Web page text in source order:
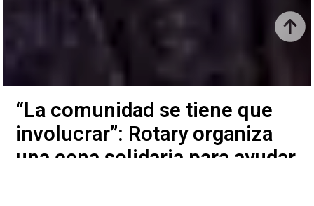
“La comunidad se tiene que
involucrar”: Rotary organiza
una cena solidaria para ayudar